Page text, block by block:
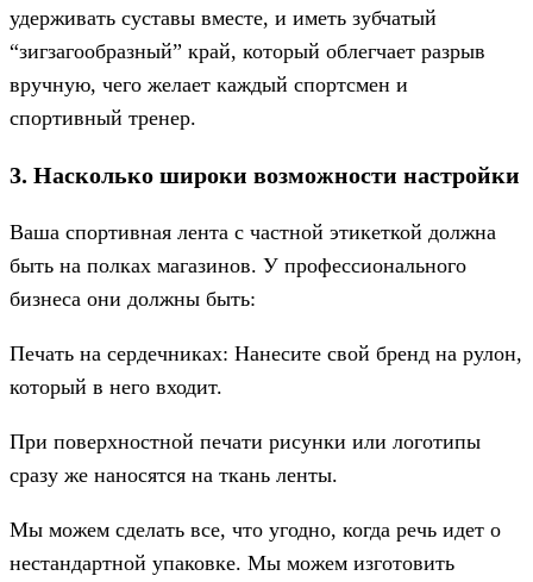
удерживать суставы вместе, и иметь зубчатый
“зигзагообразный” край, который облегчает разрыв
вручную, чего желает каждый спортсмен и
спортивный тренер.
3. Насколько широки возможности настройки
Ваша спортивная лента с частной этикеткой должна
быть на полках магазинов. У профессионального
бизнеса они должны быть:
Печать на сердечниках: Нанесите свой бренд на рулон,
который в него входит.
При поверхностной печати рисунки или логотипы
сразу же наносятся на ткань ленты.
Мы можем сделать все, что угодно, когда речь идет о
нестандартной упаковке. Мы можем изготовить